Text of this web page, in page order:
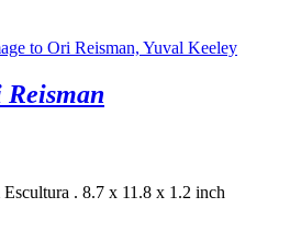
Escultura . 8.7 x 11.8 x 1.2 inch